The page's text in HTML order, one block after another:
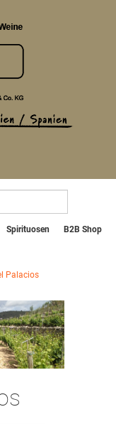
Spirituosen B2B Shop
Palacios